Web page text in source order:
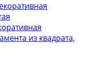
из квадрата,